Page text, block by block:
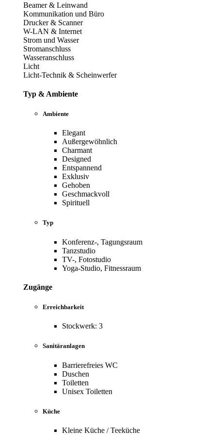
Beamer & Leinwand
Kommunikation und Büro
Drucker & Scanner
W-LAN & Internet
Strom und Wasser
Stromanschluss
Wasseranschluss
Licht
Licht-Technik & Scheinwerfer
Typ & Ambiente
Ambiente
Elegant
Außergewöhnlich
Charmant
Designed
Entspannend
Exklusiv
Gehoben
Geschmackvoll
Spirituell
Typ
Konferenz-, Tagungsraum
Tanzstudio
TV-, Fotostudio
Yoga-Studio, Fitnessraum
Zugänge
Erreichbarkeit
Stockwerk: 3
Sanitäranlagen
Barrierefreies WC
Duschen
Toiletten
Unisex Toiletten
Küche
Kleine Küche / Teeküche